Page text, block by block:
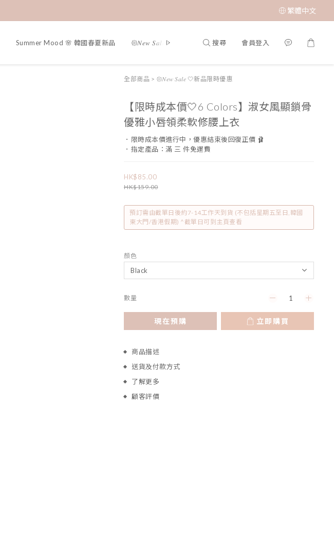
繁體中文
Summer Mood 🌸 韓國春夏新品 𑁍𝑁𝑒𝑤 𝑆𝑎𝑙𝑒 🤍新品限時優惠 限時成本價優惠 低至 $65 𝑆𝑢𝑝𝑒𝑟
搜尋 會員登入
全部商品 > 𑁍𝑁𝑒𝑤 𝑆𝑎𝑙𝑒 🤍新品限時優惠
【限時成本價🤍6 Colors】淑女風顯鎖骨
優雅小唇領柔軟修腰上衣
．限時成本價進行中，優惠結束後回復正價 🩰
．指定產品：滿 三 件免運費
HK$85.00
HK$159.00
預訂需由截單日後約7-14工作天到貨 (不包括星期五至日,韓國
東大門/香港假期) ^截單日可到主頁查看
顏色
數量
現在預購 立即購買
商品描述
送貨及付款方式
了解更多
顧客評價